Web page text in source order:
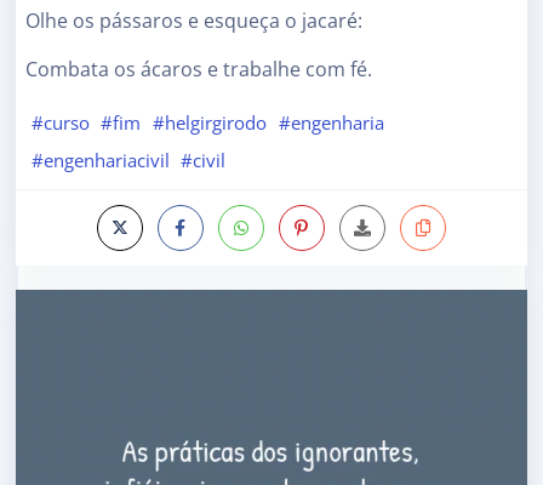
Olhe os pássaros e esqueça o jacaré:
Combata os ácaros e trabalhe com fé.
#curso #fim #helgirgirodo #engenharia
#engenhariacivil #civil